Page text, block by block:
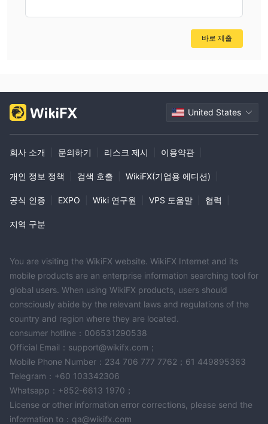
바로 제출
United States
회사 소개 문의하기 리스크 제시 이용약관
개인 정보 정책 검색 호출 WikiFX(기업용 에디션)
공식 인증 EXPO Wiki 연구원 VPS 도움말 협력
지역 구분
You are visiting the WikiFX website. WikiFX Internet and its
mobile products are an enterprise information searching tool for
global users. When using WikiFX products, users should
consciously abide by the relevant laws and regulations of the
country and region where they are located.
consumer hotline：006531290538
Official Email：support@wikifx.com；
Mobile Phone Number：234 706 777 7762；61 449895363
Telegram：+60 103342306
Whatsapp：+852-6613 1970；
License or other information error corrections, please send the
information to：qa@wikifx.com